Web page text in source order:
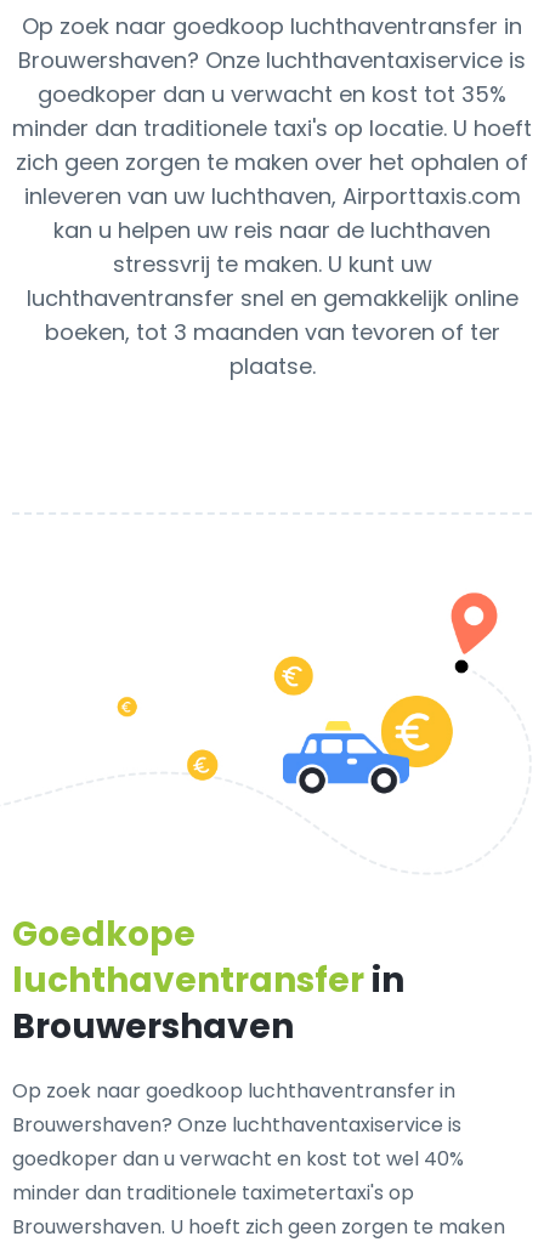
Op zoek naar goedkoop luchthaventransfer in
Brouwershaven? Onze luchthaventaxiservice is
goedkoper dan u verwacht en kost tot 35%
minder dan traditionele taxi's op locatie. U hoeft
zich geen zorgen te maken over het ophalen of
inleveren van uw luchthaven, Airporttaxis.com
kan u helpen uw reis naar de luchthaven
stressvrij te maken. U kunt uw
luchthaventransfer snel en gemakkelijk online
boeken, tot 3 maanden van tevoren of ter
plaatse.
Goedkope
luchthaventransferin
Brouwershaven
Op zoek naar goedkoop luchthaventransfer in
Brouwershaven? Onze luchthaventaxiservice is
goedkoper dan u verwacht en kost tot wel 40%
minder dan traditionele taximetertaxi's op
Brouwershaven. U hoeft zich geen zorgen te maken